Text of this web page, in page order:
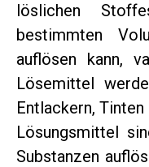
löslichen
bestimmten
auflösen kann,
Lösemittel
Entlackern,
Lösungsmittel
Substanzen